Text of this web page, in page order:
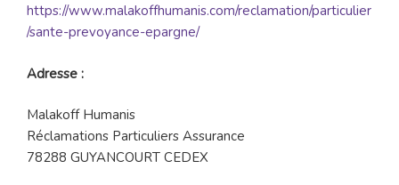
https://www.malakoffhumanis.com/reclamation/particulier
/sante-prevoyance-epargne/
Adresse :
Malakoff Humanis
Réclamations Particuliers Assurance
78288 GUYANCOURT CEDEX